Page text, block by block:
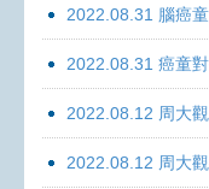
2022.08.31 腦癌
2022.08.31 癌童
2022.08.12 周大
2022.08.12 周大